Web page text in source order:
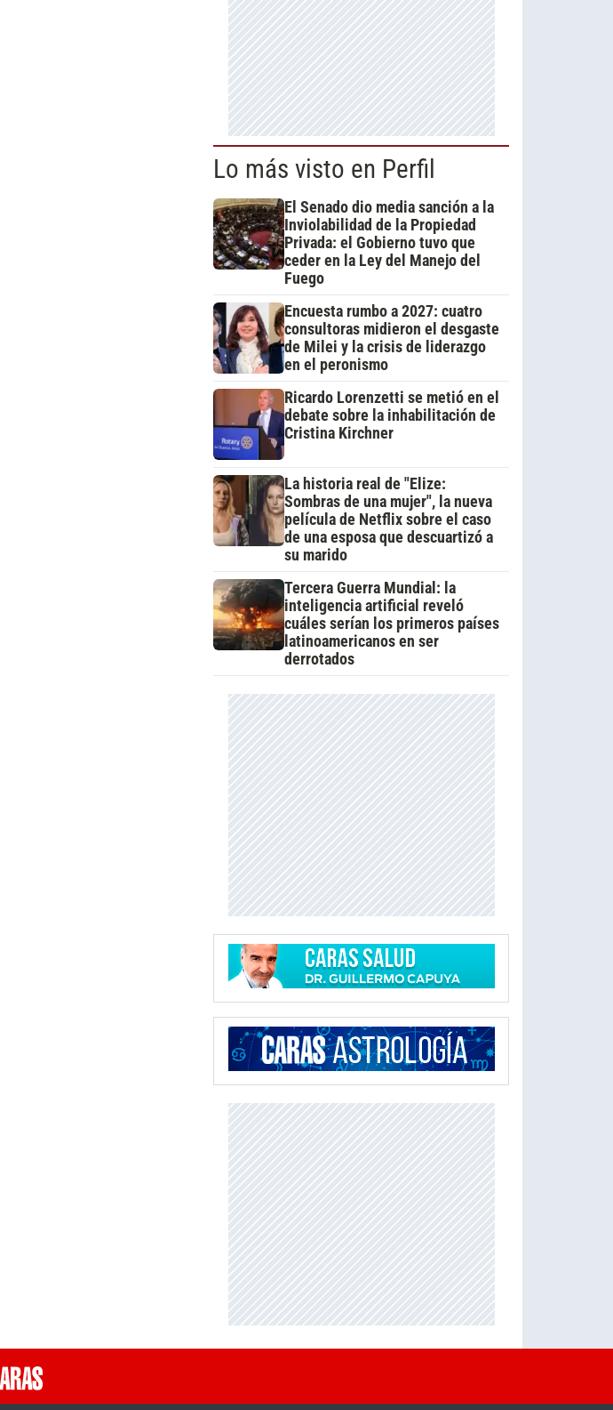
Lo más visto en Perfil
El Senado dio media sanción a la
Inviolabilidad de la Propiedad
Privada: el Gobierno tuvo que
ceder en la Ley del Manejo del
Fuego
Encuesta rumbo a 2027: cuatro
consultoras midieron el desgaste
de Milei y la crisis de liderazgo
en el peronismo
Ricardo Lorenzetti se metió en el
debate sobre la inhabilitación de
Cristina Kirchner
La historia real de "Elize:
Sombras de una mujer", la nueva
película de Netflix sobre el caso
de una esposa que descuartizó a
su marido
Tercera Guerra Mundial: la
inteligencia artificial reveló
cuáles serían los primeros países
latinoamericanos en ser
derrotados